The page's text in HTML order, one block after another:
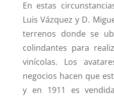
En estas
Luis Vázquez y D.
terrenos donde se
colindantes para
vinícolas. Los
negocios hacen que
y en 1911 es